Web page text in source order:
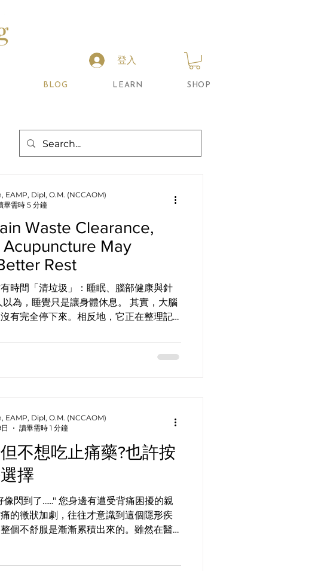
登入
BLOG LEARN SHOP
Waste Clearance,
May
Rest
時間「清垃圾」：睡眠、腦部健康與針
為，睡覺只是讓身體休息。 其實，大腦
有完全停下來。相反地，它正在整理記
的代謝廢物。 所以，睡眠不只是讓人隔
和長期的腦部健康、記憶力及健康老化
髓液會沿著腦部血管周圍流動，和腦細
交換，協助帶走大腦在日常活動中產生
發現，這套系統在睡眠期間，尤其是深
運作得更有效率。 有一項動物研究發現，
胞之間的空間會變大，讓腦內液體更容
眠時，慢波腦波、腦部血流和腦脊髓液
。 這些研究讓我們更了解，為什麼良好
重要。 β-類澱粉蛋白和 Tau 蛋白是什
EAMP, Dipl, O.M. (NCCAOM)
畢需時 5 分鐘
不想吃止痛藥?也許按
擇
閃到了......" 您身邊有遭受背痛困擾的親
的徵狀加劇，往往才意識到這個隱形疾
個不舒服是漸漸累積出來的。雖然在醫
EAMP, Dipl, O.M. (NCCAOM)
讀畢需時 1 分鐘